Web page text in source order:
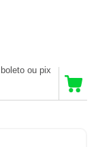
no boleto ou pix